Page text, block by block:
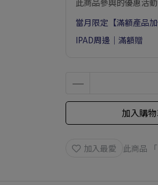
此商品參與的優惠活動
當月限定【滿額產品加
IPAD周邊｜滿額贈
加入購
加入最愛 此商品